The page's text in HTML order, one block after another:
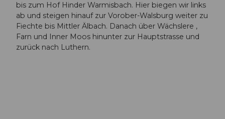
bis zum Hof Hinder Warmisbach. Hier biegen wir links
ab und steigen hinauf zur Vorober-Walsburg weiter zu
Fiechte bis Mittler Älbach. Danach über Wächslere ,
Farn und Inner Moos hinunter zur Hauptstrasse und
zurück nach Luthern.